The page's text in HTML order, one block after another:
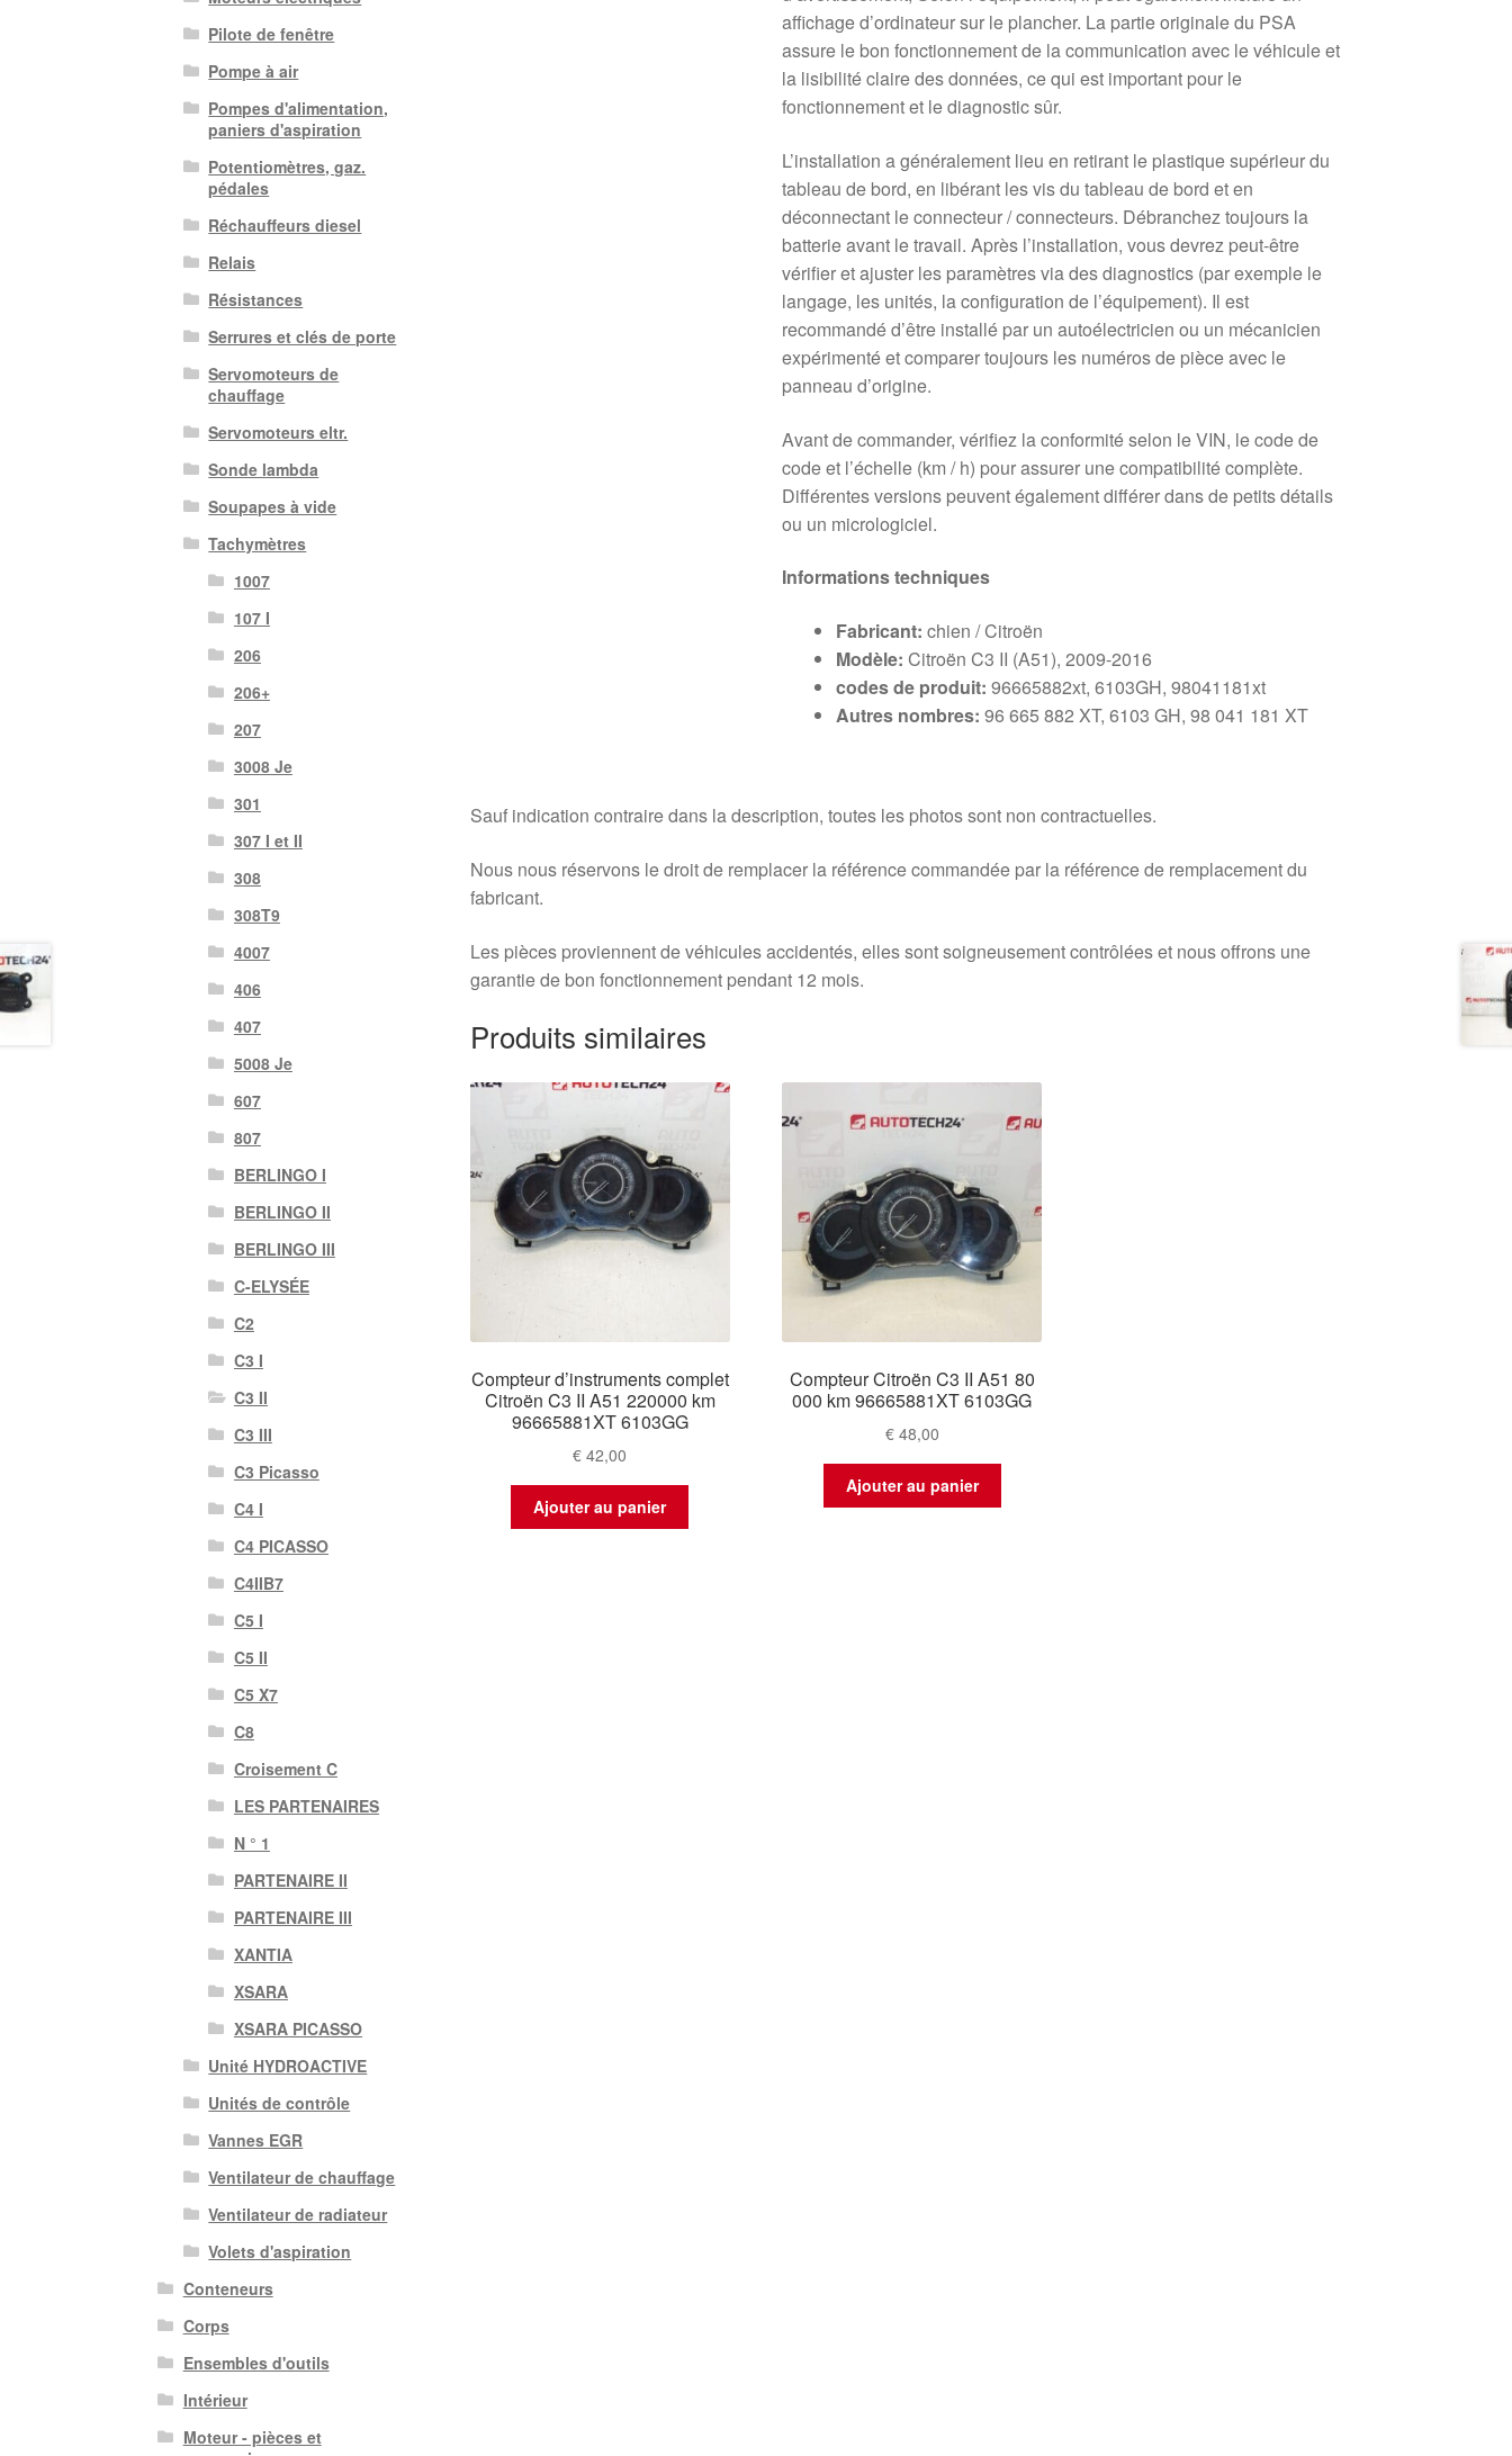
affichage d’ordinateur sur le plancher. La partie originale du PSA
assure le bon fonctionnement de la communication avec le véhicule et
la lisibilité claire des données, ce qui est important pour le
fonctionnement et le diagnostic sûr.
L’installation a généralement lieu en retirant le plastique supérieur du
tableau de bord, en libérant les vis du tableau de bord et en
déconnectant le connecteur / connecteurs. Débranchez toujours la
batterie avant le travail. Après l’installation, vous devrez peut-être
vérifier et ajuster les paramètres via des diagnostics (par exemple le
langage, les unités, la configuration de l’équipement). Il est
recommandé d’être installé par un autoélectricien ou un mécanicien
expérimenté et comparer toujours les numéros de pièce avec le
panneau d’origine.
Avant de commander, vérifiez la conformité selon le VIN, le code de
code et l’échelle (km / h) pour assurer une compatibilité complète.
Différentes versions peuvent également différer dans de petits détails
ou un micrologiciel.
Informations techniques
Fabricant:chien / Citroën
Modèle:Citroën C3 II (A51), 2009-2016
codes de produit:96665882xt, 6103GH, 98041181xt
Autres nombres:96 665 882 XT, 6103 GH, 98 041 181 XT
Sauf indication contraire dans la description, toutes les photos sont non contractuelles.
Nous nous réservons le droit de remplacer la référence commandée par la référence de remplacement du
fabricant.
Les pièces proviennent de véhicules accidentés, elles sont soigneusement contrôlées et nous offrons une
garantie de bon fonctionnement pendant 12 mois.
Produits similaires
Compteur d’instruments complet
Citroën C3 II A51 220000 km
96665881XT 6103GG
€ 42,00
Ajouter au panier
Compteur Citroën C3 II A51 80
000 km 96665881XT 6103GG
€48,00
Ajouter au panier
Pilote de fenêtre
Pompe à air
Pompes d'alimentation,
paniers d'aspiration
Potentiomètres, gaz.
pédales
Réchauffeurs diesel
Relais
Résistances
Serrures et clés de porte
Servomoteurs de
chauffage
Servomoteurs eltr.
Sonde lambda
Soupapes à vide
Tachymètres
1007
107 I
206
206+
207
3008 Je
301
307 I et II
308
308T9
4007
406
407
5008 Je
607
807
BERLINGO I
BERLINGO II
BERLINGO III
C-ELYSÉE
C2
C3 I
C3 II
C3 III
C3 Picasso
C4 I
C4 PICASSO
C4IIB7
C5 I
C5 II
C5 X7
C8
Croisement C
LES PARTENAIRES
N ° 1
PARTENAIRE II
PARTENAIRE III
XANTIA
XSARA
XSARA PICASSO
Unité HYDROACTIVE
Unités de contrôle
Vannes EGR
Ventilateur de chauffage
Ventilateur de radiateur
Volets d'aspiration
Conteneurs
Corps
Ensembles d'outils
Intérieur
Moteur - pièces et